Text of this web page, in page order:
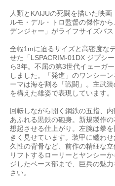
人類とKAIJUの死闘を描いた映
ルモ・デル・トロ監督の傑作か
デンジャー」がライフサイズバス
全幅1mに迫るサイズと高密度な
せた「LSPACRIM-01DX ジプシ
ら3年。不屈の第3世代イェーガ
しました。「発進」のワンシー
ーマは海を割る「戦闘」。主武
を構えた雄姿で表現しています。
回転しながら開く鋼鉄の五指、
あふれる黒鉄の砲身。新規製作
想起させる仕上がり。左腕は拳
きく見せています。装甲に纏わ
久性の背骨など、前作の精細な
リフトするローリーとヤンシー
ジしたベース部まで、巨兵の魅
さい。